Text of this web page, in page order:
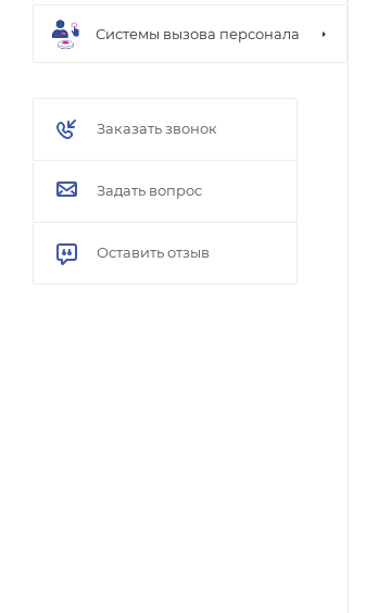
Системы вызова персонала
Заказать звонок
Задать вопрос
Оставить отзыв